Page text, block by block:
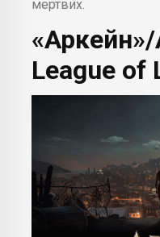
мертвих.
League of